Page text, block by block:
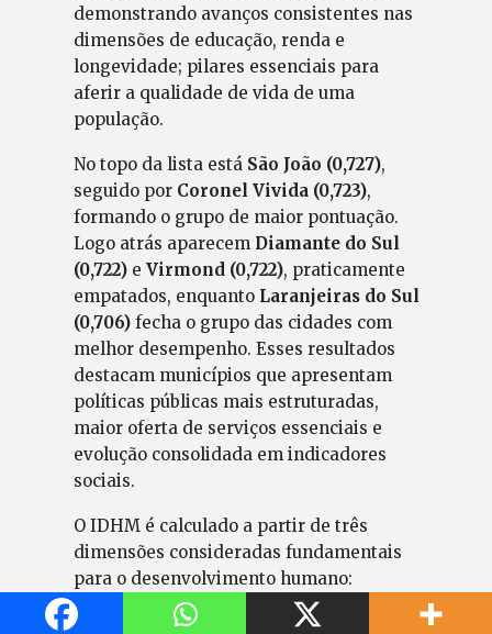
demonstrando avanços consistentes nas
dimensões de educação, renda e
longevidade; pilares essenciais para
aferir a qualidade de vida de uma
população.
No topo da lista está São João (0,727),
seguido por Coronel Vivida (0,723),
formando o grupo de maior pontuação.
Logo atrás aparecem Diamante do Sul
(0,722)e Virmond (0,722), praticamente
empatados, enquanto Laranjeiras do Sul
(0,706)fecha o grupo das cidades com
melhor desempenho. Esses resultados
destacam municípios que apresentam
políticas públicas mais estruturadas,
maior oferta de serviços essenciais e
evolução consolidada em indicadores
sociais.
O IDHM é calculado a partir de três
dimensões consideradas fundamentais
para o desenvolvimento humano:
educação
longevidade renda